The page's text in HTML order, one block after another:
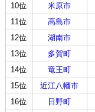
10位
米原市
11位
高島市
12位
湖南市
13位
多賀町
14位
竜王町
15位
近江八幡市
16位
日野町